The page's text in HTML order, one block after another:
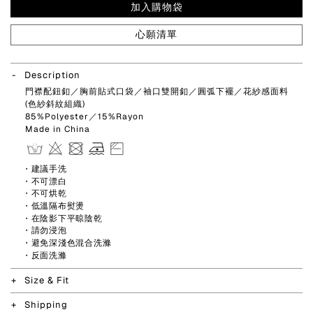
加入購物袋
心願清單
Description
門襟配鈕釦／胸前貼式口袋／袖口雙開釦／圓弧下襬／花紗感面料
(色紗斜紋組織)
85%Polyester／15%Rayon
Made in China
・建議手洗
・不可漂白
・不可烘乾
・低溫隔布熨燙
・在陰影下平晾陰乾
・請勿浸泡
・避免深淺色混合洗滌
・反面洗滌
Size & Fit
Shipping